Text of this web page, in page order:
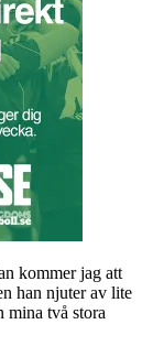
kommer jag att
han njuter av lite
mina två stora